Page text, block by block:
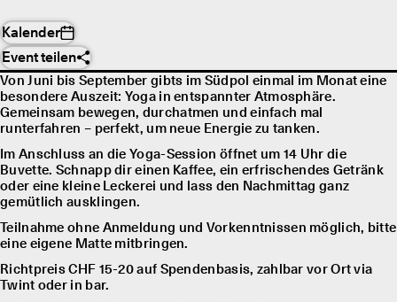
Kalender
Event teilen
Von Juni bis September gibts im Südpol einmal im Monat eine
besondere Auszeit: Yoga in entspannter Atmosphäre.
Gemeinsam bewegen, durchatmen und einfach mal
runterfahren – perfekt, um neue Energie zu tanken.
Im Anschluss an die Yoga-Session öffnet um 14 Uhr die
Buvette. Schnapp dir einen Kaffee, ein erfrischendes Getränk
oder eine kleine Leckerei und lass den Nachmittag ganz
gemütlich ausklingen.
Teilnahme ohne Anmeldung und Vorkenntnissen möglich, bitte
eine eigene Matte mitbringen.
Richtpreis CHF 15-20 auf Spendenbasis, zahlbar vor Ort via
Twint oder in bar.